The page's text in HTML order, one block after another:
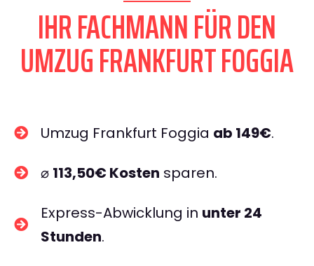
IHR FACHMANN FÜR DEN
UMZUG FRANKFURT FOGGIA
Umzug Frankfurt Foggia ab 149€.
⌀ 113,50€ Kosten sparen.
Express-Abwicklung in unter 24
Stunden.